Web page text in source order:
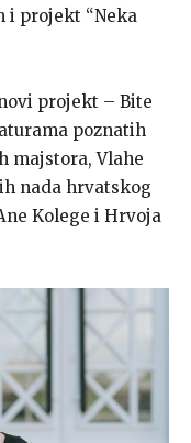
i projekt “Neka
projekt – Bite
poznatih
majstora, Vlahe
nada hrvatskog
Kolege i Hrvoja